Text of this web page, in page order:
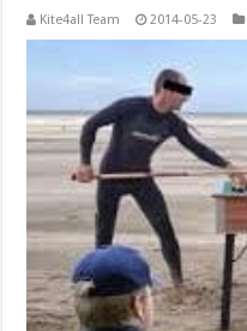
Kite4all Team 2014-05-23